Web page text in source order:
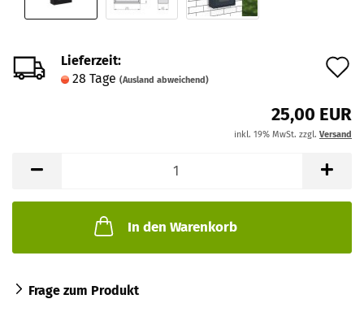
Lieferzeit:
28 Tage (Ausland abweichend)
25,00 EUR
inkl. 19% MwSt. zzgl. Versand
In den Warenkorb
Frage zum Produkt